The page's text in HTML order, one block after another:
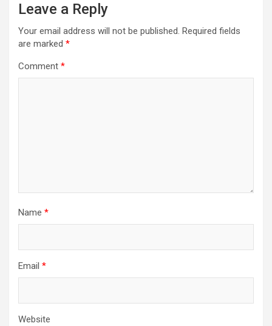
Leave a Reply
Your email address will not be published. Required fields
are marked *
Comment *
Name *
Email *
Website